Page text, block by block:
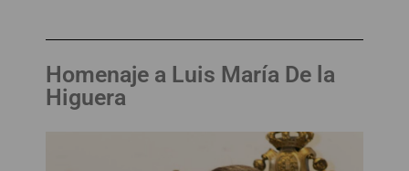
Homenaje a Luis María De la
Higuera